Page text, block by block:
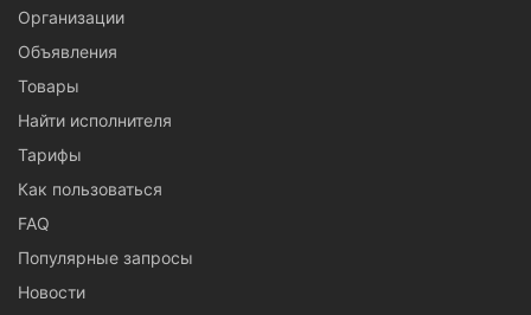
Организации
Объявления
Товары
Найти исполнителя
Тарифы
Как пользоваться
FAQ
Популярные запросы
Новости